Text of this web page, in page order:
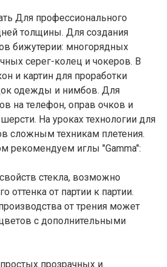
Для профессионального
толщины. Для создания
бижутерии: многорядных
серег-колец и чокеров. В
и картин для проработки
одежды и нимбов. Для
на телефон, оправ очков и
На уроках технологии для
сложным техникам плетения.
рекомендуем иглы "Gamma":
стекла, возможно
оттенка от партии к партии.
от трения может
с дополнительными
прозрачных и